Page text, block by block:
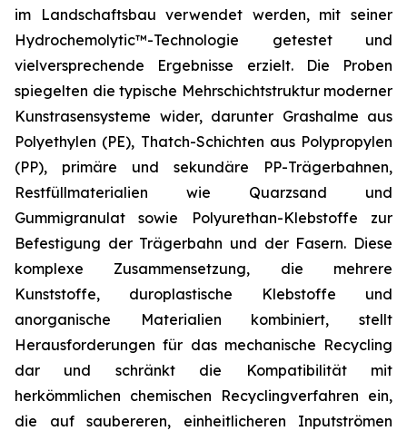
im Landschaftsbau verwendet werden, mit seiner
Hydrochemolytic™-Technologie getestet und
vielversprechende Ergebnisse erzielt. Die Proben
spiegelten die typische Mehrschichtstruktur moderner
Kunstrasensysteme wider, darunter Grashalme aus
Polyethylen (PE), Thatch-Schichten aus Polypropylen
(PP), primäre und sekundäre PP-Trägerbahnen,
Restfüllmaterialien wie Quarzsand und
Gummigranulat sowie Polyurethan-Klebstoffe zur
Befestigung der Trägerbahn und der Fasern. Diese
komplexe Zusammensetzung, die mehrere
Kunststoffe, duroplastische Klebstoffe und
anorganische Materialien kombiniert, stellt
Herausforderungen für das mechanische Recycling
dar und schränkt die Kompatibilität mit
herkömmlichen chemischen Recyclingverfahren ein,
die auf saubereren, einheitlicheren Inputströmen